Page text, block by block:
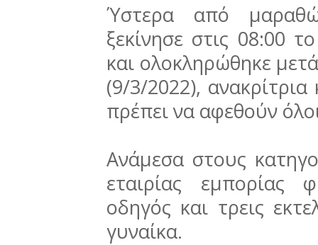
Ύστερα από
ξεκίνησε στις 08:00
και ολοκληρώθηκε
(9/3/2022), ανακρίτρια
πρέπει να αφεθούν
Ανάμεσα στους
εταιρίας εμπορίας
οδηγός και τρεις
γυναίκα.